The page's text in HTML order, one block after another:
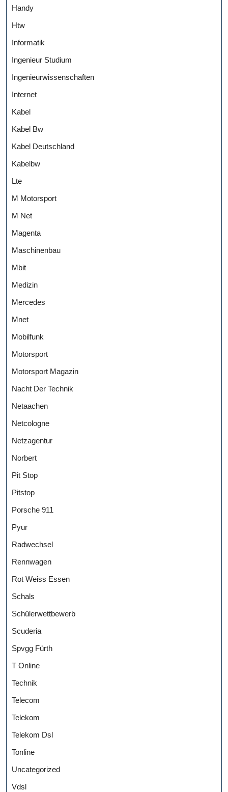
Handy
Htw
Informatik
Ingenieur Studium
Ingenieurwissenschaften
Internet
Kabel
Kabel Bw
Kabel Deutschland
Kabelbw
Lte
M Motorsport
M Net
Magenta
Maschinenbau
Mbit
Medizin
Mercedes
Mnet
Mobilfunk
Motorsport
Motorsport Magazin
Nacht Der Technik
Netaachen
Netcologne
Netzagentur
Norbert
Pit Stop
Pitstop
Porsche 911
Pyur
Radwechsel
Rennwagen
Rot Weiss Essen
Schals
Schülerwettbewerb
Scuderia
Spvgg Fürth
T Online
Technik
Telecom
Telekom
Telekom Dsl
Tonline
Uncategorized
Vdsl